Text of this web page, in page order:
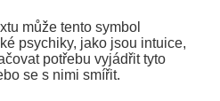
může tento symbol
psychiky, jako jsou intuice,
potřebu vyjádřit tyto
se s nimi smířit.